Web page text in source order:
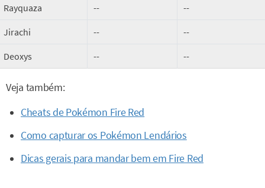
Rayquaza -- --
Jirachi -- --
Deoxys -- --
Veja também:
Cheats de Pokémon Fire Red
Como capturar os Pokémon Lendários
Dicas gerais para mandar bem em Fire Red